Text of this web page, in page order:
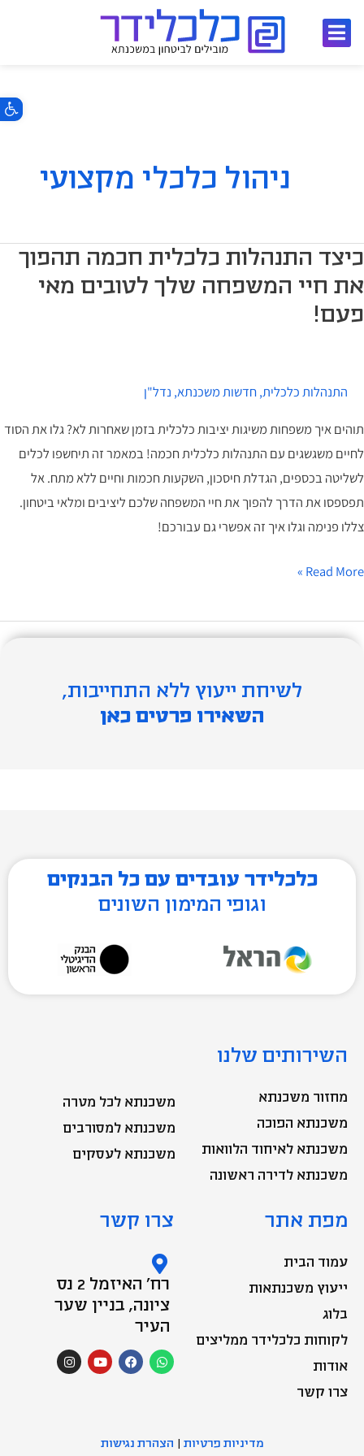
פתח
לתוכן
ניהול כלכלי מקצועי
כיצד התנהלות כלכלית חכמה תהפוך
את חיי המשפחה שלך לטובים מאי
פעם!
התנהלות כלכלית,חדשות משכנתא, נדל"ן
תוהים איך משפחות משיגות יציבות כלכלית בזמן שאחרות לא? גלו את הסוד
לחיים משגשגים עם התנהלות כלכלית חכמה! במאמר זה תיחשפו לכלים
לשליטה בכספים, הגדלת חיסכון, השקעות חכמות וחיים ללא מתח. אל
תפספסו את הדרך להפוך את חיי המשפחה שלכם ליציבים ומלאי ביטחון.
צללו פנימה וגלו איך זה אפשרי גם עבורכם!
כיצד
התנהלות
חכמה
המשפחה
שלך
לטובים
מאי
פעם!
Read More »
לשיחת ייעוץ ללא התחייבות,
השאירו פרטים כאן
כלכלידר עובדים עם כל הבנקים
וגופי המימון השונים
השירותים שלנו
מחזור משכנתא
משכנתא הפוכה
משכנתא לאיחוד הלוואות
משכנתא לדירה ראשונה
משכנתא לכל מטרה
משכנתא למסורבים
משכנתא לעסקים
מפת אתר
עמוד הבית
ייעוץ משכנתאות
בלוג
לקוחות כלכלידר ממליצים
אודות
צרו קשר
צרו קשר
רח' האיזמל 2 נס
ציונה, בניין שער
העיר
W
h
a
F
a
c
Y
o
u
I
n
s
מדיניות פרטיות הצהרת נגישות